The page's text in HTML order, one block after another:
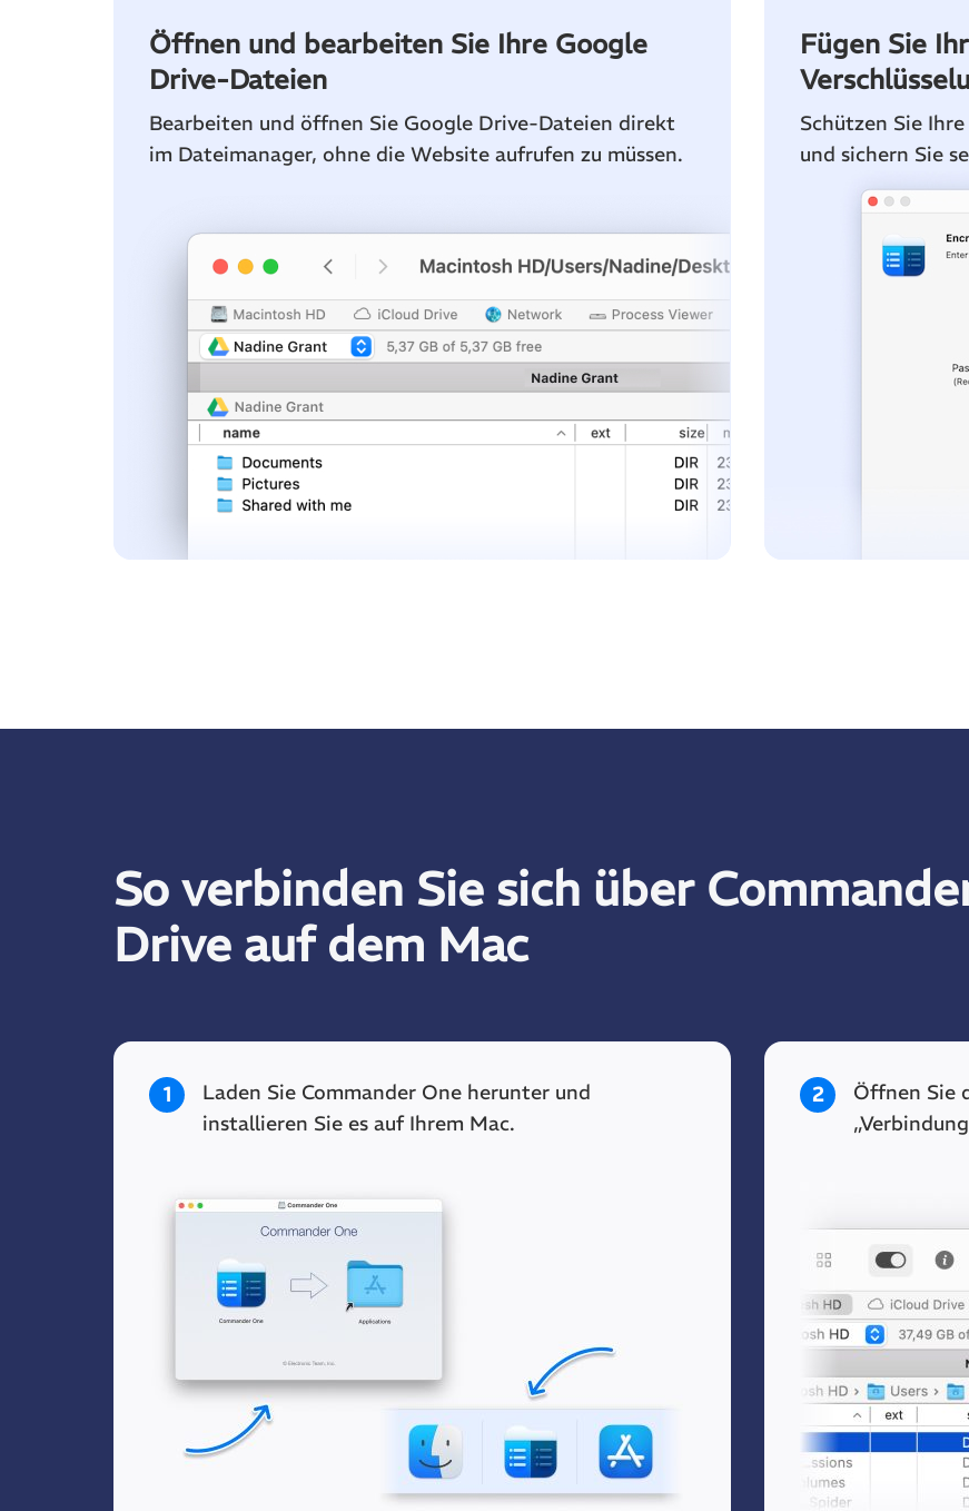
Öffnen und bearbeiten Sie Ihre Google
Drive-Dateien
Bearbeiten und öffnen Sie Google Drive-Dateien direkt
im Dateimanager, ohne die Website aufrufen zu müssen.
Fügen Sie
Schützen Sie
und sichern Sie
So verbinden Sie sich über
Drive auf dem Mac
1
Laden Sie Commander One herunter und
installieren Sie es auf Ihrem Mac.
2
Öffnen Sie